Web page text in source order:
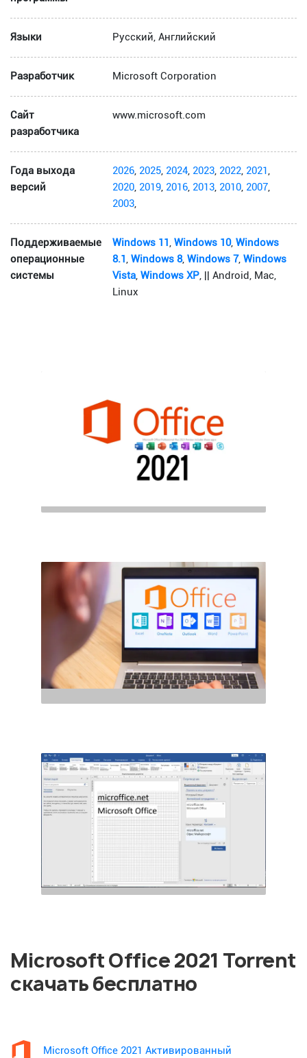
Языки Русский, Английский
Разработчик Microsoft Corporation
Сайт
разработчика
www.microsoft.com
Года выхода
версий
2026, 2025, 2024, 2023, 2022, 2021,
2020, 2019, 2016, 2013, 2010, 2007,
2003,
Поддерживаемые
операционные
системы
Windows 11,Windows 10,Windows
8.1,Windows 8,Windows 7,Windows
Vista,Windows XP, || Android, Mac,
Linux
Microsoft Office 2021 Torrent
скачать бесплатно
Microsoft Office 2021 Активированный